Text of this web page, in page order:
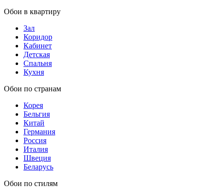
Обои в квартиру
Зал
Коридор
Кабинет
Детская
Спальня
Кухня
Обои по странам
Корея
Бельгия
Китай
Германия
Россия
Италия
Швеция
Беларусь
Обои по стилям